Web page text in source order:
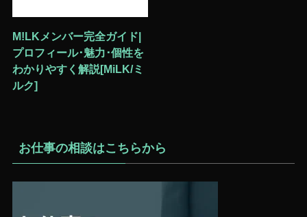
M!LKメンバー完全ガイド|
プロフィール･魅力･個性を
わかりやすく解説[MiLK/ミ
ルク]
お仕事の相談はこちらから